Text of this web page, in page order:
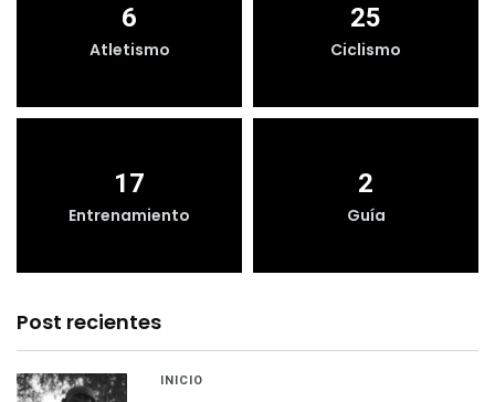
6
Atletismo
25
Ciclismo
17
Entrenamiento
2
Guía
Post recientes
INICIO